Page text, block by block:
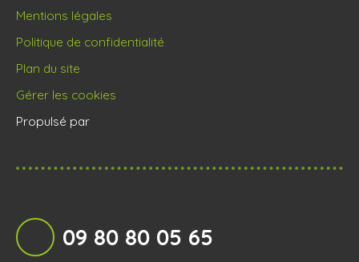
Mentions légales
Politique de confidentialité
Plan du site
Gérer les cookies
Propulsé par
09 80 80 05 65